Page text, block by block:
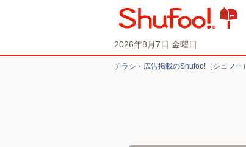
2026年8月7日 金曜日
チラシ・​広告掲載の​Shufoo!​（シュフー）